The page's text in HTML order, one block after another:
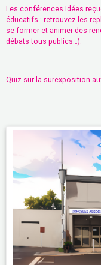
Les conférences Idées
éducatifs : retrouvez les
se former et animer des
débats tous publics…).
Quiz sur la surexposition